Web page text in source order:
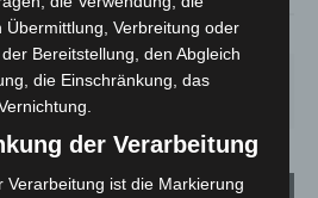
2.2m/s 34%
SO.
31°
MO.
Übermittlung, Verbreitung oder
Bereitstellung, den Abgleich
die Einschränkung, das
der Verarbeitung
Verarbeitung ist die Markierung